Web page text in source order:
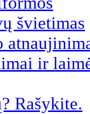
švietimas
ir
Rašykite.